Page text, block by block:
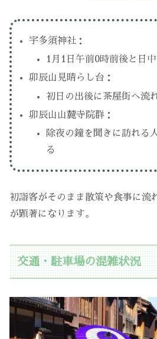
宇多須神社：
1月1日午前0時前後と日
卯辰山見晴らし台：
初日の出後に茶屋街へ流
卯辰山山麓寺院群：
除夜の鐘を聞きに訪れる
る
初詣客がそのまま散策や食事に流
が顕著になります。
交通・駐車場の混雑状況